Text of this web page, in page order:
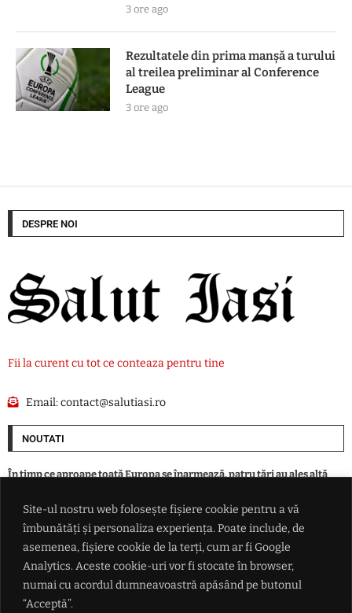
Site-ul nostru web folosește fișiere cookie pentru a vă
îmbunătăți și personaliza experiența. Poate include, de
asemenea, fișiere cookie de la terți, cum ar fi Google
Analytics. Aceste cookie-uri vor fi stocate în browser,
numai cu acordul dumneavoastră apăsând pe butonul
“Acceptă”.
3 ore ago
Rezultatele din prima manşă a turului
al treilea preliminar al Conference
League
3 ore ago
DESPRE NOI
Fii la curent cu tot ce conteaza pentru tine
Email:contact@salutiasi.ro
NOUTATI
În timp ce aproape toată Europa se înarmează, patru ţări au ales altă
Eclipsa parțială de Soare din 12 august, vizibilă și din România. Unde se
vede cel mai bine și la ce oră începe
Alertă epidemiologică majoră: virusul Ebola ar fi suferit mutații
periculoase în RD Congo